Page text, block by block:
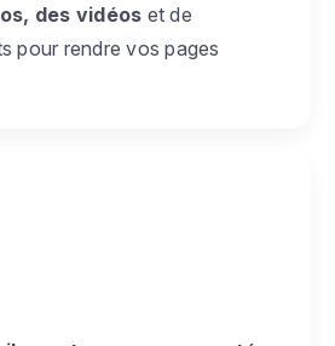
des vidéos et de
pour rendre vos pages